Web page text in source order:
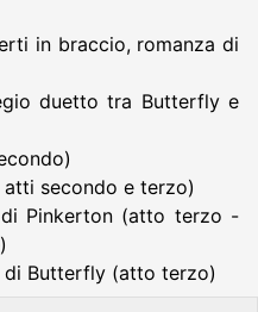
in braccio, romanza di
duetto tra Butterfly e
secondo e terzo)
Pinkerton (atto terzo -
di Butterfly (atto terzo)